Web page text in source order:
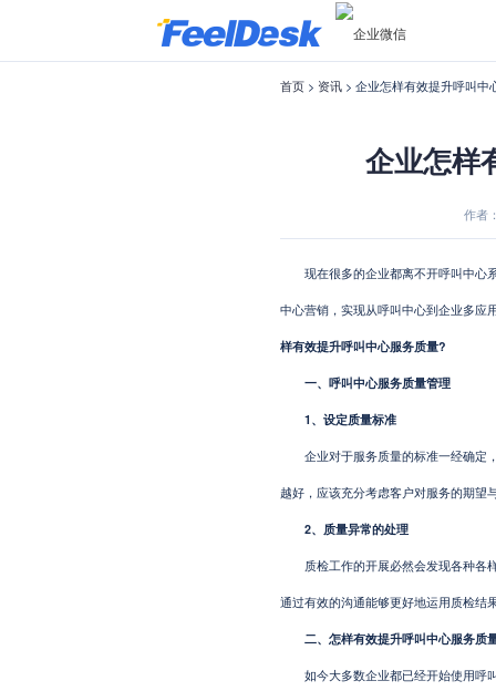
首页> 资讯> 企业怎样有效提升呼叫中
企业怎样
作者
现在很多的企业都离不开呼叫中心系
中心营销，实现从呼叫中心到企业多应
样有效提升呼叫中心服务质量?
一、呼叫中心服务质量管理
1、设定质量标准
企业对于服务质量的标准一经确定，
越好，应该充分考虑客户对服务的期望
2、质量异常的处理
质检工作的开展必然会发现各种各样
通过有效的沟通能够更好地运用质检结
二、怎样有效提升呼叫中心服务质
如今大多数企业都已经开始使用呼叫